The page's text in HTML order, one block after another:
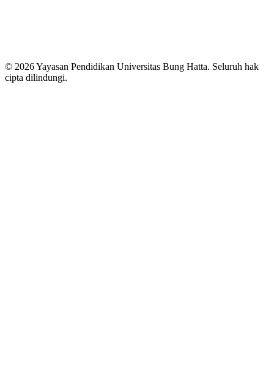
© 2026 Yayasan Pendidikan Universitas Bung Hatta. Seluruh hak
cipta dilindungi.